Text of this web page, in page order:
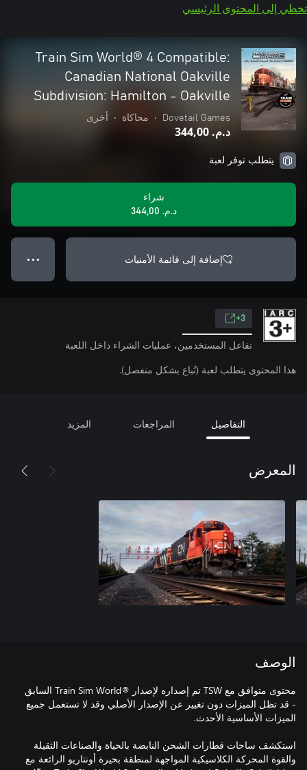
تخطي إلى المحتوى الرئيسي
Train Sim World® 4 Compatible:
Canadian National Oakville
Subdivision: Hamilton - Oakville
Dovetail Games
• محاكاة • أخرى
د.م.‏ 344,00
يتطلب توفر لعبة
شراء
د.م.‏ 344,00
إضافة إلى قائمة الأمنيات ● ● ●
3+
تفاعل المستخدمين، عمليات الشراء داخل اللعبة
هذا المحتوى يتطلب لعبة (تُباع بشكل منفصل).
التفاصيل المراجعات المزيد
المعرض
الوصف
محتوى متوافق مع TSW تم إصداره لإصدار ®Train Sim World السابق
- قد تظل الميزات دون تغيير عن الإصدار الأصلي وقد لا تستعمل جميع
استكشف ساحات قطارات الشحن النابضة بالحياة والصناعات الثقيلة
والقوة المحركة الكلاسيكية المواجهة لمنطقة بحيرة أونتاريو الرائعة مع